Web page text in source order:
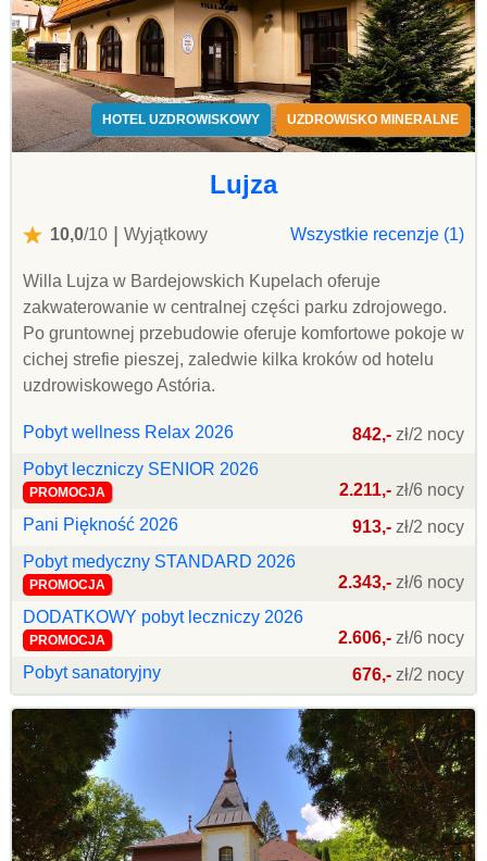
HOTEL UZDROWISKOWY UZDROWISKO MINERALNE
Lujza
10,0/10 Wyjątkowy Wszystkie recenzje (1)
Willa Lujza w Bardejowskich Kupelach oferuje
zakwaterowanie w centralnej części parku zdrojowego.
Po gruntownej przebudowie oferuje komfortowe pokoje w
cichej strefie pieszej, zaledwie kilka kroków od hotelu
uzdrowiskowego Astória.
Pobyt wellness Relax 2026 842,- zł/2 nocy
Pobyt leczniczy SENIOR 2026
PROMOCJA 2.211,- zł/6 nocy
Pani Piękność 2026
913,- zł/2 nocy
Pobyt medyczny STANDARD 2026
PROMOCJA 2.343,- zł/6 nocy
DODATKOWY pobyt leczniczy 2026
PROMOCJA 2.606,- zł/6 nocy
Pobyt sanatoryjny
676,- zł/2 nocy